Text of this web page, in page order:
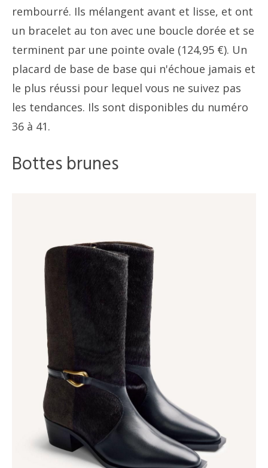
rembourré. Ils mélangent avant et lisse, et ont
un bracelet au ton avec une boucle dorée et se
terminent par une pointe ovale (124,95 €). Un
placard de base de base qui n'échoue jamais et
le plus réussi pour lequel vous ne suivez pas
les tendances. Ils sont disponibles du numéro
36 à 41.
Bottes brunes